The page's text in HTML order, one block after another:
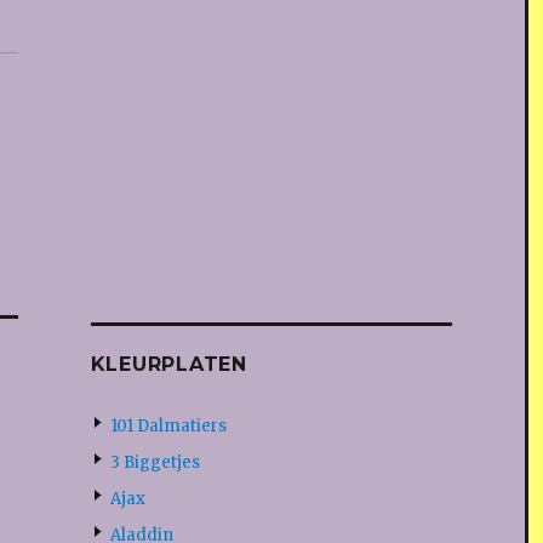
KLEURPLATEN
101 Dalmatiers
3 Biggetjes
Ajax
Aladdin